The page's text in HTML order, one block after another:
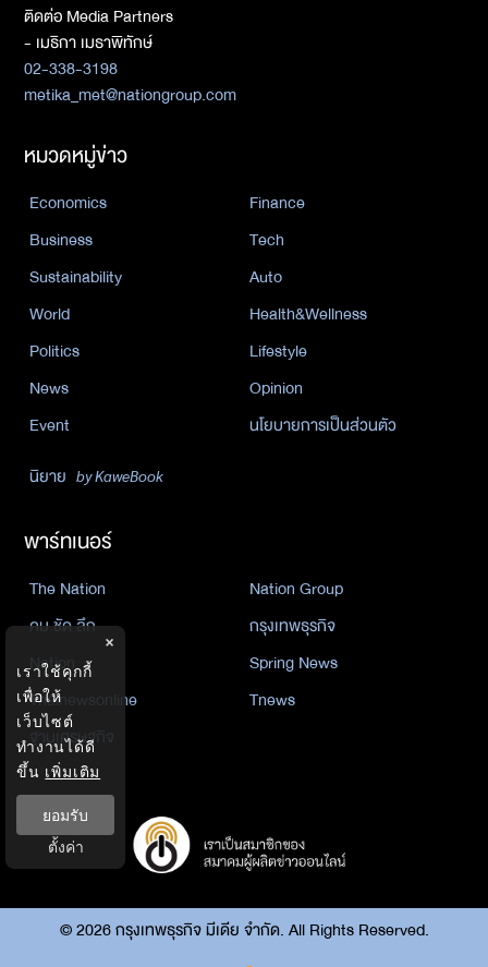
ติดต่อ Media Partners
- เมธิกา เมธาพิทักษ์
02-338-3198
metika_met@nationgroup.com
หมวดหมู่ข่าว
Economics
Finance
Business
Tech
Sustainability
Auto
World
Health&Wellness
Politics
Lifestyle
News
Opinion
Event
นโยบายการเป็นส่วนตัว
นิยาย by KaweBook
พาร์ทเนอร์
The Nation
Nation Group
คม ชัด ลึก
กรุงเทพธุรกิจ
Nation
Spring News
Thainewsonline
Tnews
ฐานเศรษฐกิจ
©2026กรุงเทพธุรกิจ มีเดีย จำกัด. All Rights Reserved.
×
เราใช้คุกกี้
เพื่อให้
เว็บไซต์
ทำงานได้ดี
ขึ้น เพิ่มเติม
ยอมรับ
ตั้งค่า